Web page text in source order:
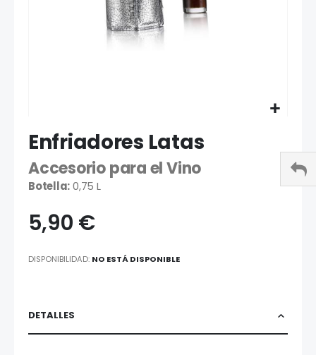
al
comienzo
de
la
de
imágenes
Enfriadores Latas
Accesorio para el Vino
Botella:0,75 L
5,90 €
DISPONIBILIDAD: NO ESTÁ DISPONIBLE
DETALLES